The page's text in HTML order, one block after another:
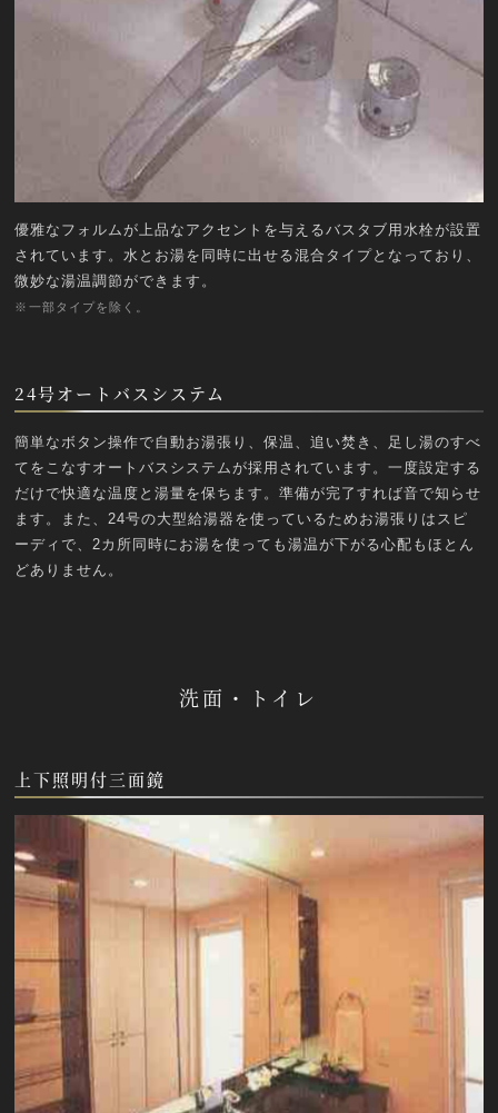
優雅なフォルムが上品なアクセントを与えるバスタブ用水栓が設置
されています。水とお湯を同時に出せる混合タイプとなっており、
微妙な湯温調節ができます。
※一部タイプを除く。
24号オートバスシステム
簡単なボタン操作で自動お湯張り、保温、追い焚き、足し湯のすべ
てをこなすオートバスシステムが採用されています。一度設定する
だけで快適な温度と湯量を保ちます。準備が完了すれば音で知らせ
ます。また、24号の大型給湯器を使っているためお湯張りはスピ
ーディで、2カ所同時にお湯を使っても湯温が下がる心配もほとん
どありません。
洗面・トイレ
上下照明付三面鏡